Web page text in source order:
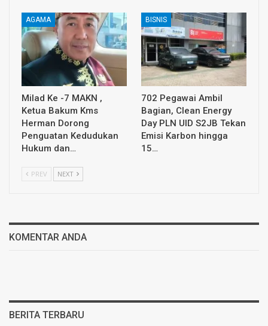
AGAMA
Milad Ke -7 MAKN ,
Ketua Bakum Kms
Herman Dorong
Penguatan Kedudukan
Hukum dan…
BISNIS
702 Pegawai Ambil
Bagian, Clean Energy
Day PLN UID S2JB Tekan
Emisi Karbon hingga
15…
PREV NEXT
KOMENTAR ANDA
BERITA TERBARU